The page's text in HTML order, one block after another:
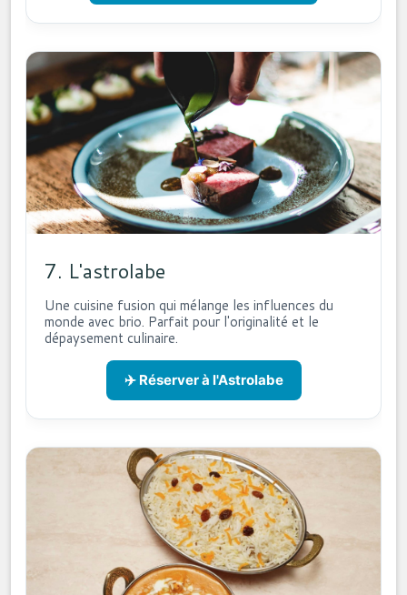
7. L'astrolabe
Une cuisine fusion qui mélange les influences du
monde avec brio. Parfait pour l'originalité et le
dépaysement culinaire.
✈️ Réserver à l'Astrolabe